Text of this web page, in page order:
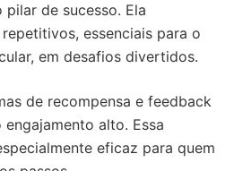
pilar de sucesso. Ela
essenciais para o
em desafios divertidos.
de recompensa e feedback
alto. Essa
eficaz para quem